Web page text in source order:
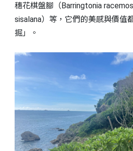
穗花棋盤腳（Barringtonia
sisalana）等，它們的美感與價值
掘」。